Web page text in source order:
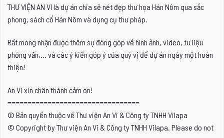
THƯ VIỆN AN VI là dự án chia sẻ nét đẹp thư họa Hán Nôm qua sắc
phong, sách cổ Hán Nôm và dụng cụ thư pháp.
Rất mong nhận được thêm sự đóng góp về hình ảnh, video, tư liệu
phỏng vấn,... và các ý kiến góp ý của quý vị để dự án ngày một hoàn
thiện!
An Vi xin chân thành cảm ơn!
=================================
© Bản quyền thuộc về Thư viện An Vi & Công ty TNHH Vilapa
© Copyright by Thư viện An Vi & Công ty TNHH Vilapa. Please do not